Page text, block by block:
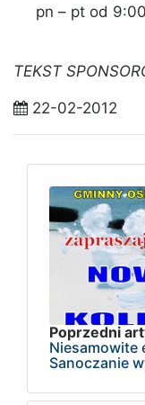
pn – pt od
TEKST
22-02-2012
Poprzedni
Niesamowite
Sanoczanie